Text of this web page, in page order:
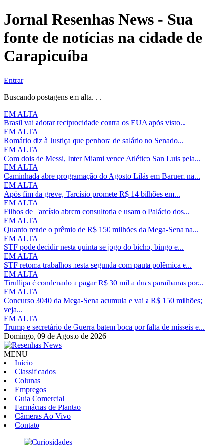
Jornal Resenhas News - Sua
fonte de notícias na cidade de
Carapicuíba
Entrar
Buscando postagens em alta. . .
EM ALTA
Brasil vai adotar reciprocidade contra os EUA após visto...
EM ALTA
Romário diz à Justiça que penhora de salário no Senado...
EM ALTA
Com dois de Messi, Inter Miami vence Atlético San Luis pela...
EM ALTA
Caminhada abre programação do Agosto Lilás em Barueri na...
EM ALTA
Após fim da greve, Tarcísio promete R$ 14 bilhões em...
EM ALTA
Filhos de Tarcísio abrem consultoria e usam o Palácio dos...
EM ALTA
Quanto rende o prêmio de R$ 150 milhões da Mega-Sena na...
EM ALTA
STF pode decidir nesta quinta se jogo do bicho, bingo e...
EM ALTA
STF retoma trabalhos nesta segunda com pauta polêmica e...
EM ALTA
Tirullipa é condenado a pagar R$ 30 mil a duas paraibanas por...
EM ALTA
Concurso 3040 da Mega-Sena acumula e vai a R$ 150 milhões;
veja...
EM ALTA
Trump e secretário de Guerra batem boca por falta de mísseis e...
Domingo, 09 de Agosto de 2026
MENU
Início
Classificados
Colunas
Empregos
Guia Comercial
Farmácias de Plantão
Câmeras Ao Vivo
Contato